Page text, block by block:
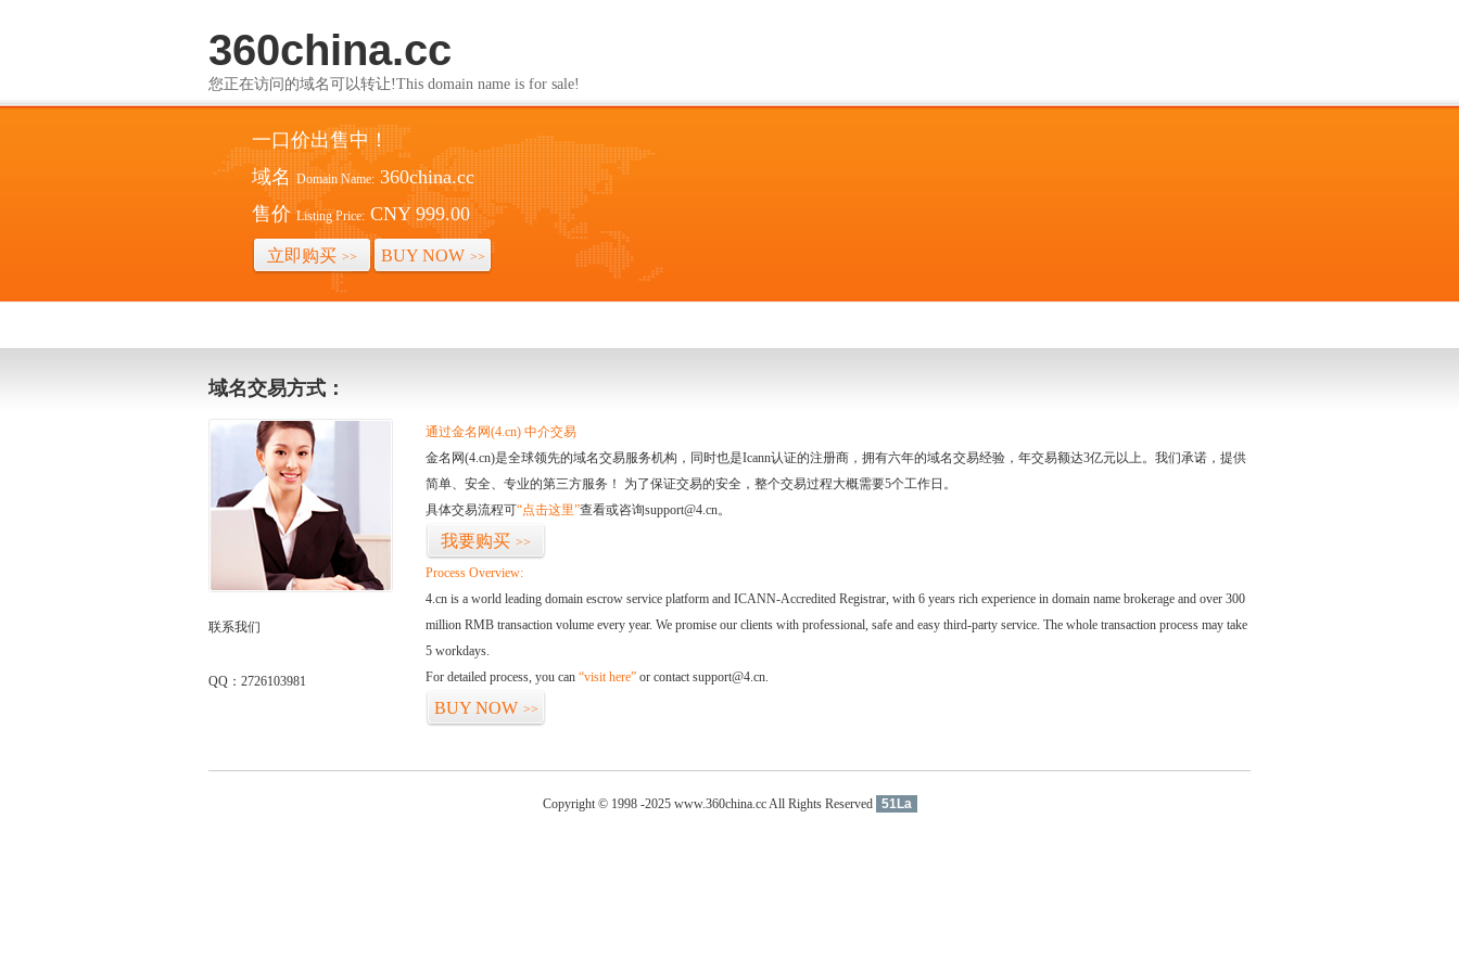
360china.cc
您正在访问的域名可以转让!This domain name is for sale!
一口价出售中！
域名 Domain Name: 360china.cc
售价 Listing Price: CNY 999.00
立即购买 >> BUY NOW >>
域名交易方式：
联系我们
QQ：2726103981
通过金名网(4.cn) 中介交易
金名网(4.cn)是全球领先的域名交易服务机构，同时也是Icann认证的注册商，拥有六年的域名交易经验，年交易额达3亿元以上。我们承诺，提供
简单、安全、专业的第三方服务！ 为了保证交易的安全，整个交易过程大概需要5个工作日。
具体交易流程可“点击这里”查看或咨询support@4.cn。
我要购买 >>
Process Overview:
4.cn is a world leading domain escrow service platform and ICANN-Accredited Registrar, with 6 years rich experience in domain name brokerage and over 300
million RMB transaction volume every year. We promise our clients with professional, safe and easy third-party service. The whole transaction process may take
5 workdays.
For detailed process, you can “visit here” or contact support@4.cn.
BUY NOW >>
Copyright © 1998 -2025 www.360china.cc All Rights Reserved 51La